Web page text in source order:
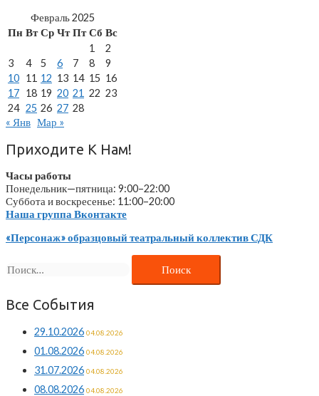
Февраль 2025
Пн Вт Ср Чт Пт Сб Вс
1
2
3
4 5 6 7 8
9
10 11 12 13 14 15 16
17 18 19 20 21 22 23
24 25 26 27 28
« Янв Мар »
Приходите К Нам!
Часы работы
Понедельник—пятница: 9:00–22:00
Суббота и воскресенье: 11:00–20:00
Наша группа Вконтакте
«Персонаж» образцовый театральный коллектив СДК
Все События
29.10.2026 04.08.2026
01.08.2026 04.08.2026
31.07.2026 04.08.2026
08.08.2026 04.08.2026